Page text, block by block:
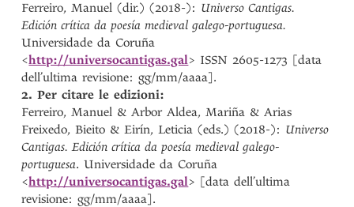
Ferreiro, Manuel (dir.) (2018-): Universo Cantigas.
Edición crítica da poesía medieval galego-portuguesa.
Universidade da Coruña
<http://universocantigas.gal> ISSN 2605-1273 [data
dell’ultima revisione: gg/mm/aaaa].
2. Per citare le edizioni:
Ferreiro, Manuel & Arbor Aldea, Mariña & Arias
Freixedo, Bieito & Eirín, Leticia (eds.) (2018-): Universo
Cantigas. Edición crítica da poesía medieval galego-
portuguesa. Universidade da Coruña
<http://universocantigas.gal> [data dell’ultima
revisione: gg/mm/aaaa].